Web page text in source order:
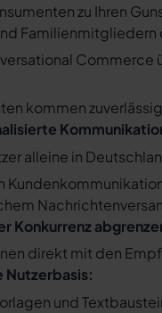
zu Ihren
kommen
alleine in
Konkurrenz
direkt mit den
Nutzerbasis:
und